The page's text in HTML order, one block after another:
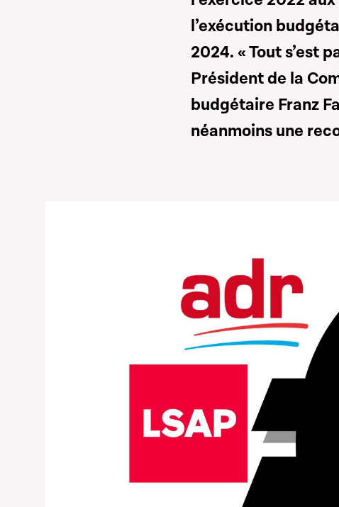
l’exécution
2024. « Tout s’est
Président de la
budgétaire Franz
néanmoins une